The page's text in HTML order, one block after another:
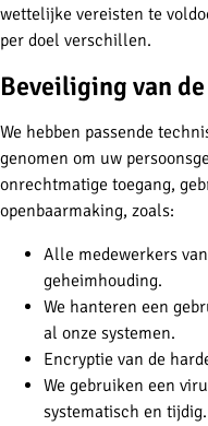
wettelijke vereisten te
per doel verschillen.
Beveiliging van
We hebben passende
genomen om uw
onrechtmatige toegang,
openbaarmaking, zoals:
Alle medewerkers
geheimhouding.
We hanteren een
al onze systemen.
Encryptie van de
We gebruiken een
systematisch en